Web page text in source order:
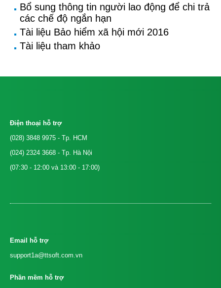
Bổ sung thông tin người lao động để chi trả
các chế độ ngắn hạn
Tài liệu Bảo hiểm xã hội mới 2016
Tài liệu tham khảo
Điện thoại hỗ trợ
(028) 3848 9975 - Tp. HCM
(024) 2324 3668 - Tp. Hà Nội
(07:30 - 12:00 và 13:00 - 17:00)
Email hỗ trợ
support1a@ttsoft.com.vn
Phần mềm hỗ trợ